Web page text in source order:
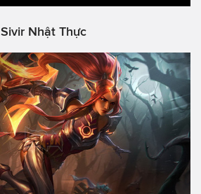
Sivir Nhật Thực